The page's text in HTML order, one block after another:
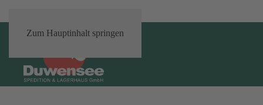
Zum Hauptinhalt springen